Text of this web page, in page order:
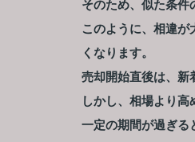
そのため、似た条件
このように、相違が
くなります。
売却開始直後は、新
しかし、相場より
一定の期間が過ぎる